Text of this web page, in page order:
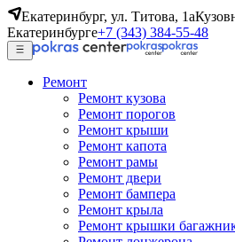
Екатеринбург, ул. Титова, 1а
Екатеринбурге+7 (343) 384-55-48
Ремонт
Ремонт кузова
Ремонт порогов
Ремонт крыши
Ремонт капота
Ремонт рамы
Ремонт двери
Ремонт бампера
Ремонт крыла
Ремонт крышки